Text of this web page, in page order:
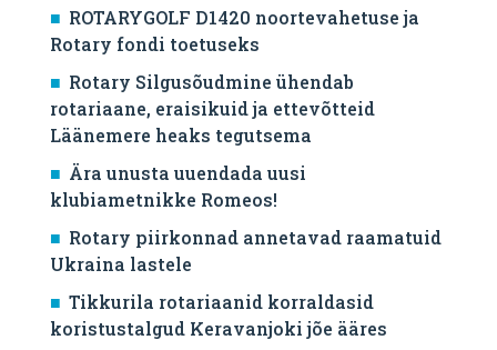
ROTARYGOLF D1420 noortevahetuse ja
Rotary fondi toetuseks
Rotary Silgusõudmine ühendab
rotariaane, eraisikuid ja ettevõtteid
Läänemere heaks tegutsema
Ära unusta uuendada uusi
klubiametnikke Romeos!
Rotary piirkonnad annetavad raamatuid
Ukraina lastele
Tikkurila rotariaanid korraldasid
koristustalgud Keravanjoki jõe ääres